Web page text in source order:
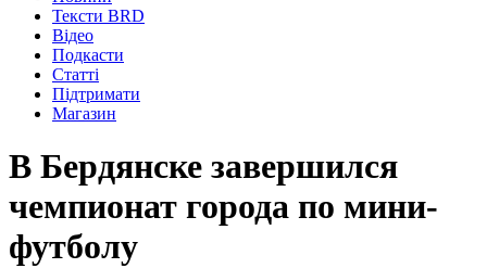
Тексти BRD
Відео
Подкасти
Статті
Підтримати
Магазин
В Бердянске завершился
чемпионат города по мини-
футболу